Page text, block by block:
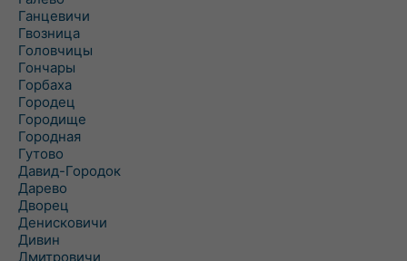
Ганцевичи
Гвозница
Головчицы
Гончары
Горбаха
Городец
Городище
Городная
Гутово
Давид-Городок
Дарево
Дворец
Денисковичи
Дивин
Дмитровичи